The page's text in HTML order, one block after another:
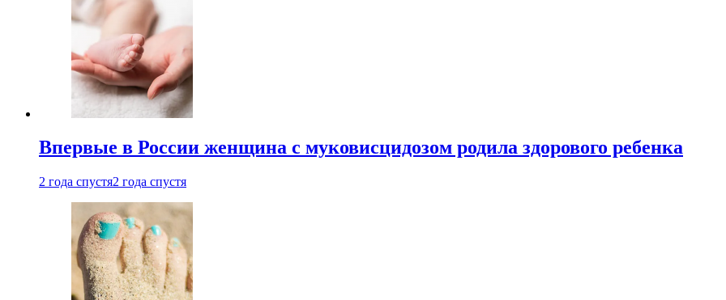
Впервые в России женщина с муковисцидозом родила здорового ребенка
2 года спустя2 года спустя